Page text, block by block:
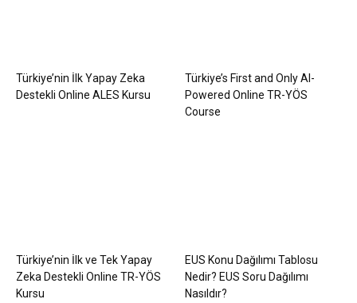
Türkiye’nin İlk Yapay Zeka
Destekli Online ALES Kursu
Türkiye’s First and Only AI-
Powered Online TR-YÖS
Course
Türkiye’nin İlk ve Tek Yapay
Zeka Destekli Online TR-YÖS
Kursu
EUS Konu Dağılımı Tablosu
Nedir? EUS Soru Dağılımı
Nasıldır?